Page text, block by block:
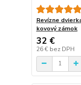
Revízne
kovový zámok
32 €
26 € bez DPH